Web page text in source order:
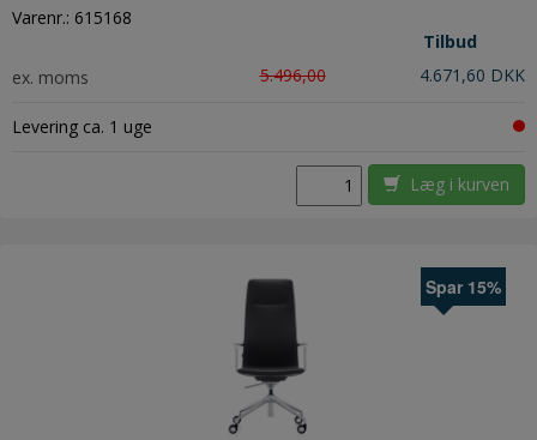
Varenr.: 615168
Tilbud
ex. moms
5.496,00 4.671,60 DKK
Levering ca. 1 uge
Læg i kurven
Spar 15%